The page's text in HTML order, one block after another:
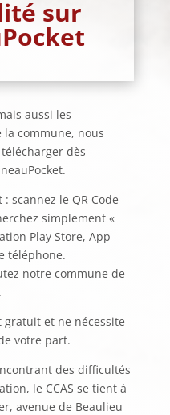
sur
aussi les
commune, nous
dès
scannez le QR Code
simplement «
Play Store, App
téléphone.
notre commune de
gratuit et ne nécessite
votre part.
des difficultés
le CCAS se tient à
avenue de Beaulieu